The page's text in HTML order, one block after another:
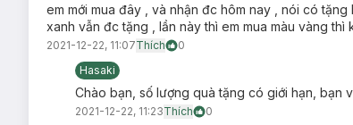
em mới mua đây , và nhận đc hôm nay , nói có
xanh vẫn đc tặng , lần này thì em mua màu vàng
2021-12-22, 11:07Thích
0
Hasaki
Chào bạn, số lượng quà tặng có giới hạn, bạn
2021-12-22, 11:23Thích 0